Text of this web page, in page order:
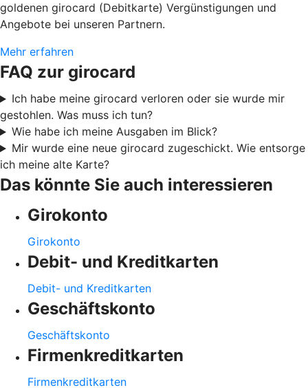
goldenen girocard (Debitkarte) Vergünstigungen und
Angebote bei unseren Partnern.
Mehr erfahren
FAQ zur girocard
Ich habe meine girocard verloren oder sie wurde mir
gestohlen. Was muss ich tun?
Wie habe ich meine Ausgaben im Blick?
Mir wurde eine neue girocard zugeschickt. Wie entsorge
ich meine alte Karte?
Das könnte Sie auch interessieren
Girokonto
Girokonto
Debit- und Kreditkarten
Debit- und Kreditkarten
Geschäftskonto
Geschäftskonto
Firmenkreditkarten
Firmenkreditkarten